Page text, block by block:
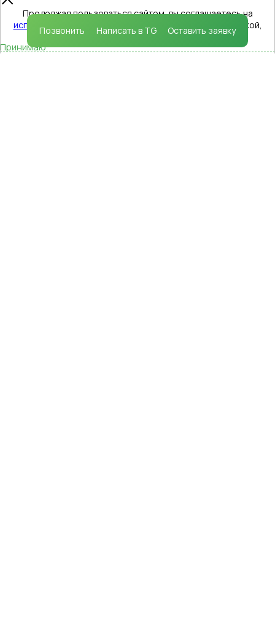
Позвонить Написать в TG Оставить заявку
Продолжая пользоваться сайтом, вы соглашаетесь на
использование файлов cookie
в соответствии с политикой,
которая определяет порядок их применения.
Принимаю